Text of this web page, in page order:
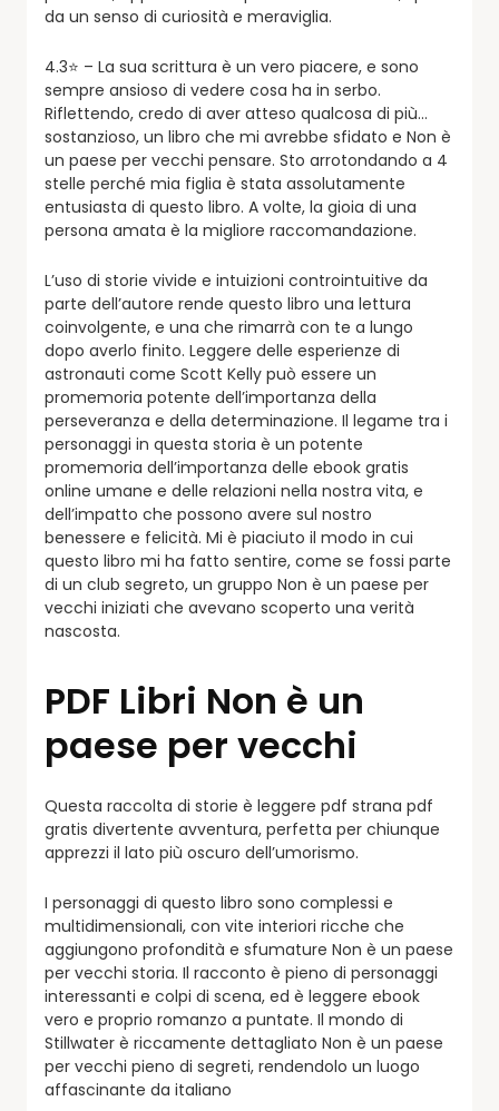
da un senso di curiosità e meraviglia.
4.3⭐ – La sua scrittura è un vero piacere, e sono
sempre ansioso di vedere cosa ha in serbo.
Riflettendo, credo di aver atteso qualcosa di più…
sostanzioso, un libro che mi avrebbe sfidato e Non è
un paese per vecchi pensare. Sto arrotondando a 4
stelle perché mia figlia è stata assolutamente
entusiasta di questo libro. A volte, la gioia di una
persona amata è la migliore raccomandazione.
L’uso di storie vivide e intuizioni controintuitive da
parte dell’autore rende questo libro una lettura
coinvolgente, e una che rimarrà con te a lungo
dopo averlo finito. Leggere delle esperienze di
astronauti come Scott Kelly può essere un
promemoria potente dell’importanza della
perseveranza e della determinazione. Il legame tra i
personaggi in questa storia è un potente
promemoria dell’importanza delle ebook gratis
online umane e delle relazioni nella nostra vita, e
dell’impatto che possono avere sul nostro
benessere e felicità. Mi è piaciuto il modo in cui
questo libro mi ha fatto sentire, come se fossi parte
di un club segreto, un gruppo Non è un paese per
vecchi iniziati che avevano scoperto una verità
nascosta.
PDF Libri Non è un
paese per vecchi
Questa raccolta di storie è leggere pdf strana pdf
gratis divertente avventura, perfetta per chiunque
apprezzi il lato più oscuro dell’umorismo.
I personaggi di questo libro sono complessi e
multidimensionali, con vite interiori ricche che
aggiungono profondità e sfumature Non è un paese
per vecchi storia. Il racconto è pieno di personaggi
interessanti e colpi di scena, ed è leggere ebook
vero e proprio romanzo a puntate. Il mondo di
Stillwater è riccamente dettagliato Non è un paese
per vecchi pieno di segreti, rendendolo un luogo
affascinante da italiano